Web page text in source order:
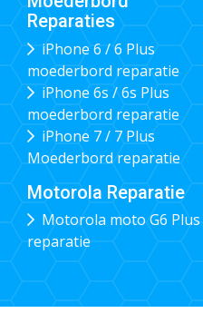
Reparaties
iPhone 6 / 6 Plus
moederbord reparatie
iPhone 6s / 6s Plus
moederbord reparatie
iPhone 7 / 7 Plus
Moederbord reparatie
Motorola Reparatie
Motorola moto G6 Plus
reparatie